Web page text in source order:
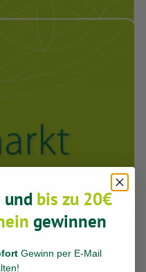
und bis zu 20€
gewinnen
Gewinn per E-Mail
!